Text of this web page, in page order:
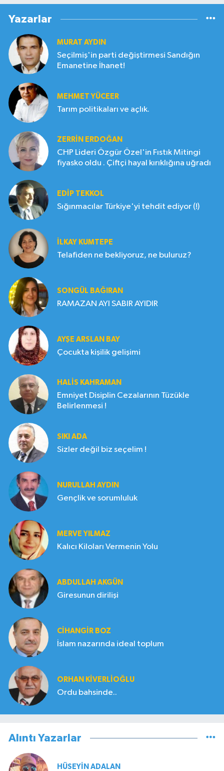
Yazarlar
MURAT AYDIN
Seçilmiş'in parti değiştirmesi Sandığın
Emanetine İhanet!
MEHMET YÜCEER
Tarım politikaları ve açlık.
ZERRIN ERDOĞAN
CHP Lideri Özgür Özel'in Fıstık Mitingi
fiyasko oldu . Çiftçi hayal kırıklığına uğradı
EDIP TEKKOL
Sığınmacılar Türkiye'yi tehdit ediyor (!)
İLKAY KUMTEPE
Telafiden ne bekliyoruz, ne buluruz?
SONGÜL BAĞIRAN
RAMAZAN AYI SABIR AYIDIR
AYŞE ARSLAN BAY
Çocukta kişilik gelişimi
HALIS KAHRAMAN
Emniyet Disiplin Cezalarının Tüzükle
Belirlenmesi !
SIKI ADA
Sizler değil biz seçelim !
NURULLAH AYDIN
Gençlik ve sorumluluk
MERVE YILMAZ
Kalıcı Kiloları Vermenin Yolu
ABDULLAH AKGÜN
Giresunun dirilişi
CIHANGIR BOZ
İslam nazarında ideal toplum
ORHAN KIVERLIOĞLU
Ordu bahsinde..
Alıntı Yazarlar
HÜSEYIN ADALAN